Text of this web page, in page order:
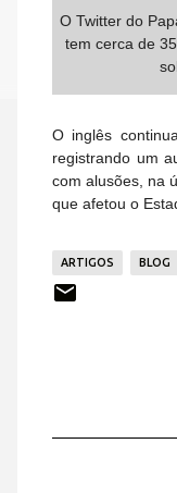
O Twitter do
tem cerca de
O inglês
registrando um
com alusões, na
que afetou o
ARTIGOS BLOG